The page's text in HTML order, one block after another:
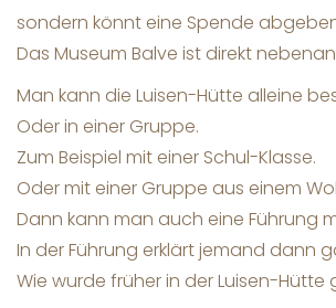
sondern könnt eine Spende
Das Museum Balve ist direkt
Man kann die Luisen-Hütte alleine
Oder in einer Gruppe.
Zum Beispiel mit einer Schul-Klasse.
Oder mit einer Gruppe aus einem
Dann kann man auch eine Führung
In der Führung erklärt jemand dann
Wie wurde früher in der Luisen-Hütte